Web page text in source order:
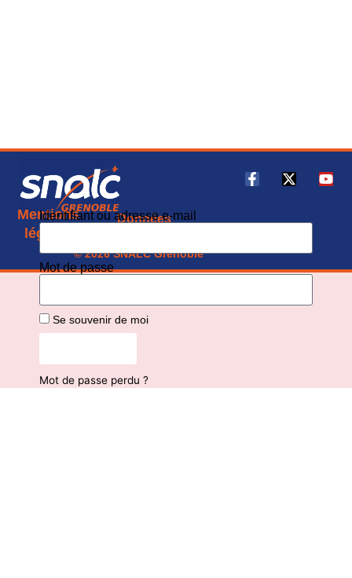
Mentions
légales
Données
© 2026 SNALC Grenoble
Identifiant ou adresse e-mail
Mot de passe
Se souvenir de moi
Mot de passe perdu ?